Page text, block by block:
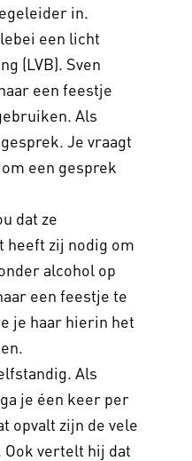
in.
een licht
(LVB). Sven
een feestje
Als
Je vraagt
een gesprek
dat ze
zij nodig om
alcohol op
een feestje te
je haar hierin het
Als
je éen keer per
opvalt zijn de vele
vertelt hij dat